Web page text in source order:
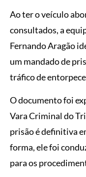
Ao ter o veículo
consultados, a
Fernando Aragão
um mandado de
tráfico de
O documento foi
Vara Criminal do
prisão é definitiva
forma, ele foi
para os